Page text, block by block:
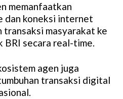
memanfaatkan
dan koneksi internet
transaksi masyarakat ke
BRI secara real-time.
agen juga
transaksi digital